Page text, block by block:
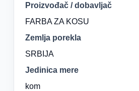
Proizvođač / dobavljač
FARBA ZA KOSU
Zemlja porekla
SRBIJA
Jedinica mere
kom